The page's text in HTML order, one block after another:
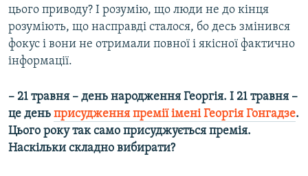
цього приводу? І розумію, що люди не до кінця
розуміють, що насправді сталося, бо десь змінився
фокус і вони не отримали повної і якісної фактично
інформації.
– 21 травня – день народження Георгія. І 21 травня –
це день присудження премії імені Георгія Гонгадзе.
Цього року так само присуджується премія.
Наскільки складно вибирати?